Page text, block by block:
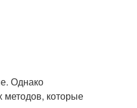
Однако
методов, которые